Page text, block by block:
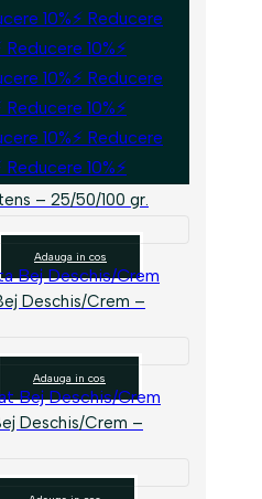
10%⚡ Reducere
Reducere 10%⚡
10%⚡ Reducere
Reducere 10%⚡
10%⚡ Reducere
Reducere 10%⚡
– 25/50/100 gr.
Interval
lei
34,90 lei
Adauga in cos
produs
mai
pot
Deschis/Crem –
Interval
lei
lei
Adauga in cos
produs
mai
Deschis/Crem –